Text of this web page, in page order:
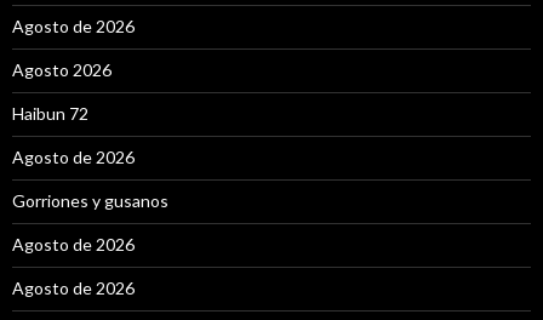
Agosto de 2026
Agosto 2026
Haibun 72
Agosto de 2026
Gorriones y gusanos
Agosto de 2026
Agosto de 2026